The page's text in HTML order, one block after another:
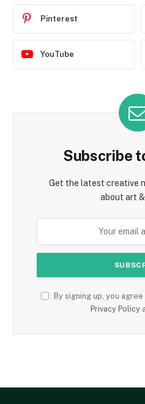
Pinterest
YouTube
Subscribe
Get the latest creative
about art
By signing up, you
Privacy Policy